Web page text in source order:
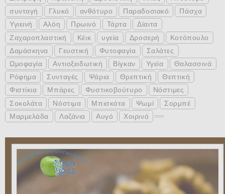
συνταγή
Γλυκό ανθότυρο Παραδοσιακό
Πάσχα
Υγιεινή
Αλόη Πρωινό Τάρτα
Δίαιτα
Ζαχαροπλαστική
Κέικ υγεία Δροσερή
Κοτόπουλο
Δαμάσκηνα
Γευστική Φυτοφαγία
Σαλάτες
Ωμοφαγία
Αντιοξειδωτική Βίγκαν Υγεία
Θαλασσινά
Ρόφημα
Συνταγές Ψάρια Θρεπτική
Θεπτική
Φιστίκια
Μπάρες Φυστικοβούτυρο
Νόστιμες
Σοκολάτα
Νόστιμα Μπισκότα Ψωμί
Σορμπέ
Μαρμελάδα
Λαζάνια Αυγό Χοιρινό